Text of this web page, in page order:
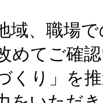
域、職場
めてご確
くり」を